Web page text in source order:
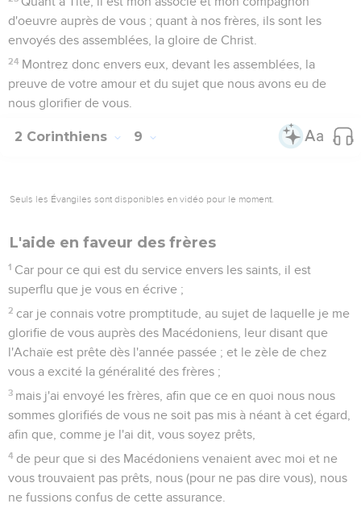
d'oeuvre auprès de vous ; quant à nos frères, ils sont les
envoyés des assemblées, la gloire de Christ.
24 Montrez donc envers eux, devant les assemblées, la
preuve de votre amour et du sujet que nous avons eu de
nous glorifier de vous.
2 Corinthiens 9
Seuls les Évangiles sont disponibles en vidéo pour le moment.
L'aide en faveur des frères
1 Car pour ce qui est du service envers les saints, il est
superflu que je vous en écrive ;
2 car je connais votre promptitude, au sujet de laquelle je me
glorifie de vous auprès des Macédoniens, leur disant que
l'Achaïe est prête dès l'année passée ; et le zèle de chez
vous a excité la généralité des frères ;
3 mais j'ai envoyé les frères, afin que ce en quoi nous nous
sommes glorifiés de vous ne soit pas mis à néant à cet égard,
afin que, comme je l'ai dit, vous soyez prêts,
4 de peur que si des Macédoniens venaient avec moi et ne
vous trouvaient pas prêts, nous (pour ne pas dire vous), nous
ne fussions confus de cette assurance.